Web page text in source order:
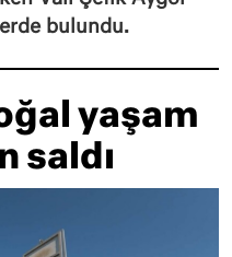
bulundu.
yaşam
saldı